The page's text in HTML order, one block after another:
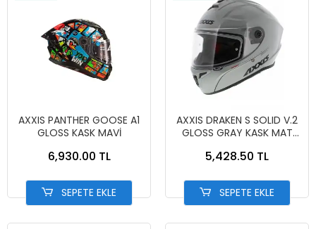
AXXIS PANTHER GOOSE A1
GLOSS KASK MAVİ
6,930.00 TL
SEPETE EKLE
AXXIS DRAKEN S SOLID V.2
GLOSS GRAY KASK MAT
5,428.50 TL
SEPETE EKLE